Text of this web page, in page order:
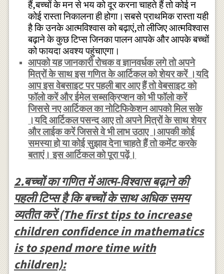
हैं,बच्चों के मन से भय को दूर करना चाहते हैं तो कोई न
कोई रास्ता निकालना ही होगा।सबसे प्राथमिक रास्ता यही
है कि उनके आत्मविश्वास को बढ़ाएं,तो लीजिए आत्मविश्वास
बढ़ाने के कुछ टिप्स जिनका पालन आपके और आपके बच्चों
को फायदा अवश्य पहुंचाएगा।
आपको यह जानकारी रोचक व ज्ञानवर्धक लगे तो अपने
मित्रों के साथ इस गणित के आर्टिकल को शेयर करें ।यदि
आप इस वेबसाइट पर पहली बार आए हैं तो वेबसाइट को
फॉलो करें और ईमेल सब्सक्रिप्शन को भी फॉलो करें
जिससे नए आर्टिकल का नोटिफिकेशन आपको मिल सके
।यदि आर्टिकल पसन्द आए तो अपने मित्रों के साथ शेयर
और लाईक करें जिससे वे भी लाभ उठाए ।आपकी कोई
समस्या हो या कोई सुझाव देना चाहते हैं तो कमेंट करके
बताएं। इस आर्टिकल को पूरा पढ़ें।
2.बच्चों का गणित में आत्म-विश्वास बढ़ाने की
पहली टिप्स है कि बच्चों के साथ अधिक समय
व्यतीत करें (The first tips to increase
children confidence in mathematics
is to spend more time with
children):